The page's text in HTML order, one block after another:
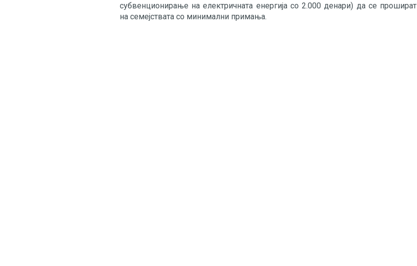
субвенционирање на електричната енергија со 2.000 денари) да се прошират
на семејствата со минимални примања.